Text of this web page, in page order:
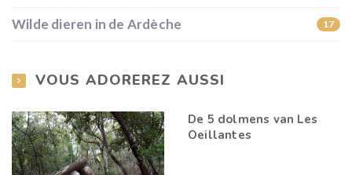
Wilde dieren in de Ardèche 17
VOUS ADOREREZ AUSSI
De 5 dolmens van Les
Oeillantes